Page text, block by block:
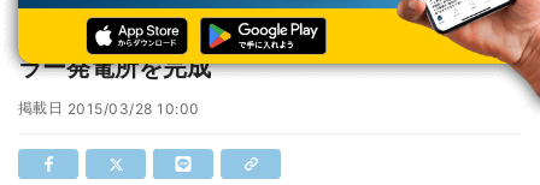
東京メトロ、メガソーラー規模の東西線ソー
ラー発電所を完成
掲載日 2015/03/28 10:00